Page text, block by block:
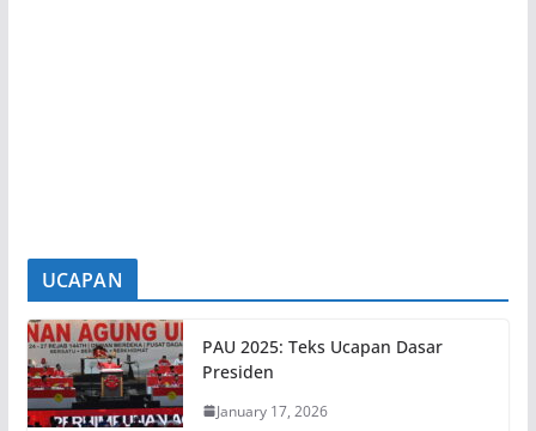
UCAPAN
PAU 2025: Teks Ucapan Dasar
Presiden
January 17, 2026